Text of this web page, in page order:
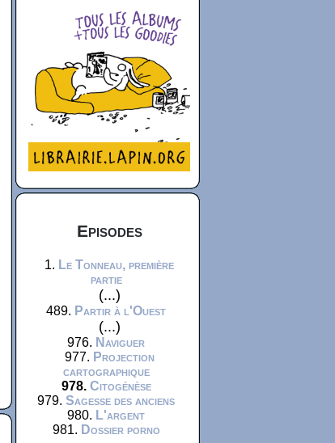
Episodes
1. Le Tonneau, première
partie
(...)
489. Partir à l'Ouest
(...)
976. Naviguer
977. Projection
cartographique
978. Citogénèse
979. Sagesse des anciens
980. L'argent
981. Dossier porno